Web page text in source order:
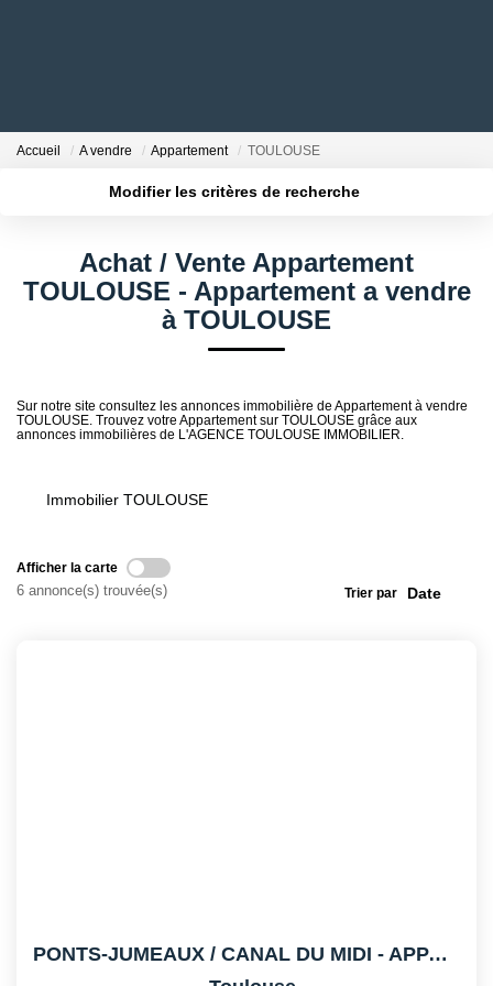
Qui Sommes Nous
Nos Conseillers
NOS OFFRES
ESTIMATION
Accueil A vendre Appartement TOULOUSE
Modifier les critères de recherche
Plus de critères Créer une alerte
Achat / Vente Appartement
TOULOUSE - Appartement a vendre
à TOULOUSE
Sur notre site consultez les annonces immobilière de Appartement à vendre
TOULOUSE. Trouvez votre Appartement sur TOULOUSE grâce aux
annonces immobilières de L'AGENCE TOULOUSE IMMOBILIER.
Immobilier TOULOUSE
Afficher la carte
6 annonce(s) trouvée(s) Trier par
PONTS-JUMEAUX / CANAL DU MIDI - APPARTEMENT DUPLEX -...